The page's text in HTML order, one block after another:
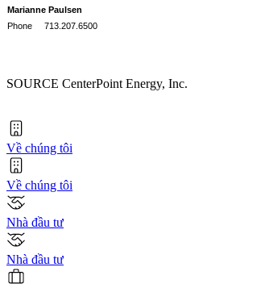
Marianne Paulsen
Phone 713.207.6500
SOURCE CenterPoint Energy, Inc.
Về chúng tôi
Về chúng tôi
Nhà đầu tư
Nhà đầu tư